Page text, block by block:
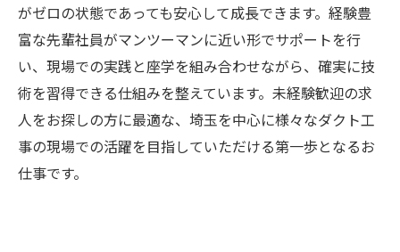
がゼロの状態であっても安心して成長できます。経験豊
富な先輩社員がマンツーマンに近い形でサポートを行
い、現場での実践と座学を組み合わせながら、確実に技
術を習得できる仕組みを整えています。未経験歓迎の求
人をお探しの方に最適な、埼玉を中心に様々なダクト工
事の現場での活躍を目指していただける第一歩となるお
仕事です。